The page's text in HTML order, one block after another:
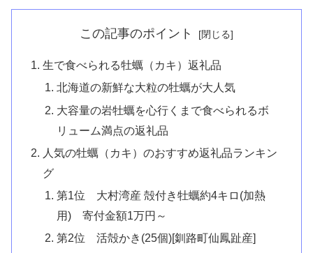
この記事のポイント
生で食べられる牡蠣（カキ）返礼品
北海道の新鮮な大粒の牡蠣が大人気
大容量の岩牡蠣を心行くまで食べられるボ
リューム満点の返礼品
人気の牡蠣（カキ）のおすすめ返礼品ランキン
グ
第1位 大村湾産 殻付き牡蠣約4キロ(加熱
用) 寄付金額1万円～
第2位 活殻かき(25個)[釧路町仙鳳趾産]